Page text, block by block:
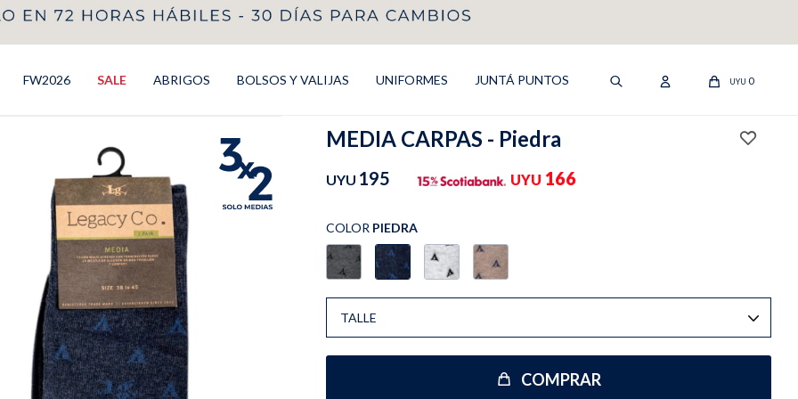
FW2026 SALE ABRIGOS BOLSOS Y VALIJAS UNIFORMES JUNTÁ PUNTOS UYU 0
MEDIA CARPAS - Piedra
UYU 195 UYU 166
COLOR PIEDRA
TALLE
COMPRAR